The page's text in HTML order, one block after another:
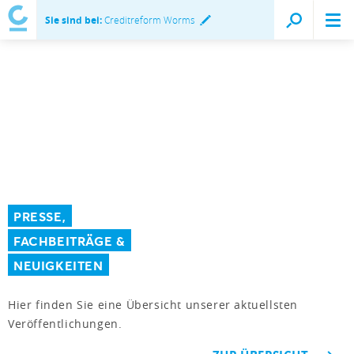
Sie sind bei:Creditreform Worms
PRESSE,
FACHBEITRÄGE &
NEUIGKEITEN
Hier finden Sie eine Übersicht unserer aktuellsten
Veröffentlichungen.